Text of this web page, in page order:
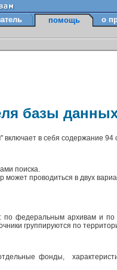
помощь о
базы
в себя содержание
поиска.
может проводиться в двух
федеральным архивам и
группируются по
фонды,